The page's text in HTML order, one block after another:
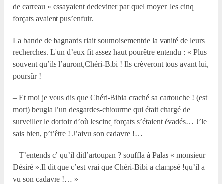
de carreau » essayaient dedeviner par quel moyen les cinq
forçats avaient pus’enfuir.
La bande de bagnards riait sournoisementde la vanité de leurs
recherches. L’un d’eux fit assez haut pourêtre entendu : « Plus
souvent qu’ils l’auront,Chéri-Bibi ! Ils crèveront tous avant lui,
poursûr !
– Et moi je vous dis que Chéri-Bibia craché sa cartouche ! (est
mort) beugla l’un desgardes-chiourme qui était chargé de
surveiller le dortoir d’où lescinq forçats s’étaient évadés… J’le
sais bien, p’t’être ! J’aivu son cadavre !…
– T’entends c’ qu’il ditl’artoupan ? souffla à Palas « monsieur
Désiré ».Il dit que c’est vrai que Chéri-Bibi a clampsé !qu’il a
vu son cadavre !… »